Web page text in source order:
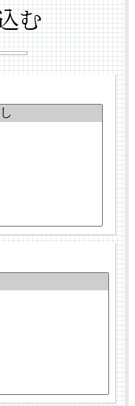
む